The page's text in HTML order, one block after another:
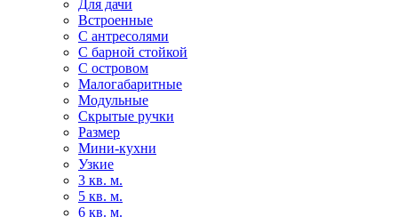
Для дачи
Встроенные
С антресолями
С барной стойкой
С островом
Малогабаритные
Модульные
Скрытые ручки
Размер
Мини-кухни
Узкие
3 кв. м.
5 кв. м.
6 кв. м.